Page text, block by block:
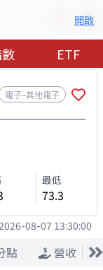
開啟
ETF
電子–其他電子
最低
73.3
08-07 13:30:00
點 營收